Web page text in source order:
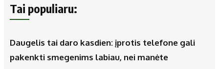
Tai populiaru:
Daugelis tai daro kasdien: įprotis telefone gali
pakenkti smegenims labiau, nei manėte